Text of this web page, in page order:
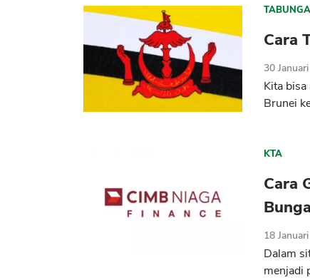
Cara
30
Kita
Brunei
KTA
Cara
18
Dalam
menjadi